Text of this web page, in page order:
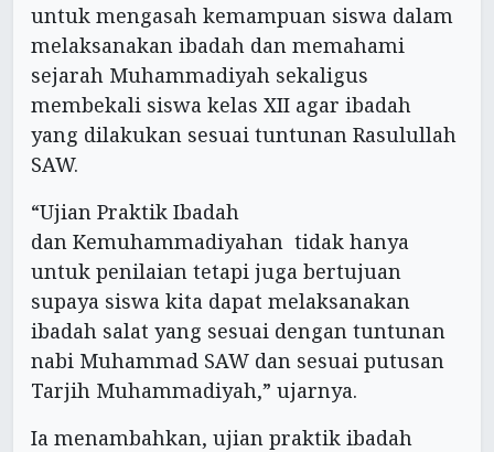
untuk mengasah kemampuan siswa dalam
melaksanakan ibadah dan memahami
sejarah Muhammadiyah sekaligus
membekali siswa kelas XII agar ibadah
yang dilakukan sesuai tuntunan Rasulullah
SAW.
“Ujian Praktik Ibadah
dan Kemuhammadiyahan tidak hanya
untuk penilaian tetapi juga bertujuan
supaya siswa kita dapat melaksanakan
ibadah salat yang sesuai dengan tuntunan
nabi Muhammad SAW dan sesuai putusan
Tarjih Muhammadiyah,” ujarnya.
Ia menambahkan, ujian praktik ibadah